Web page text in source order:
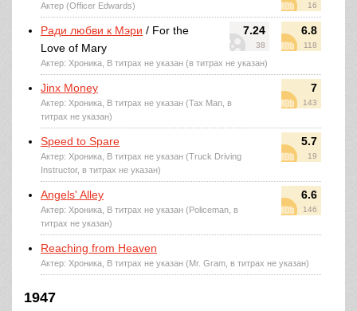
16
Актер (Officer Edwards)
7.24
38
6.8
118
Ради любви к Мэри / For the
Love of Mary
Актер: Хроника, В титрах не указан (в титрах не указан)
7
143
Jinx Money
Актер: Хроника, В титрах не указан (Tax Man, в
титрах не указан)
5.7
19
Speed to Spare
Актер: Хроника, В титрах не указан (Truck Driving
Instructor, в титрах не указан)
6.6
146
Angels' Alley
Актер: Хроника, В титрах не указан (Policeman, в
титрах не указан)
Reaching from Heaven
Актер: Хроника, В титрах не указан (Mr. Gram, в титрах не указан)
1947